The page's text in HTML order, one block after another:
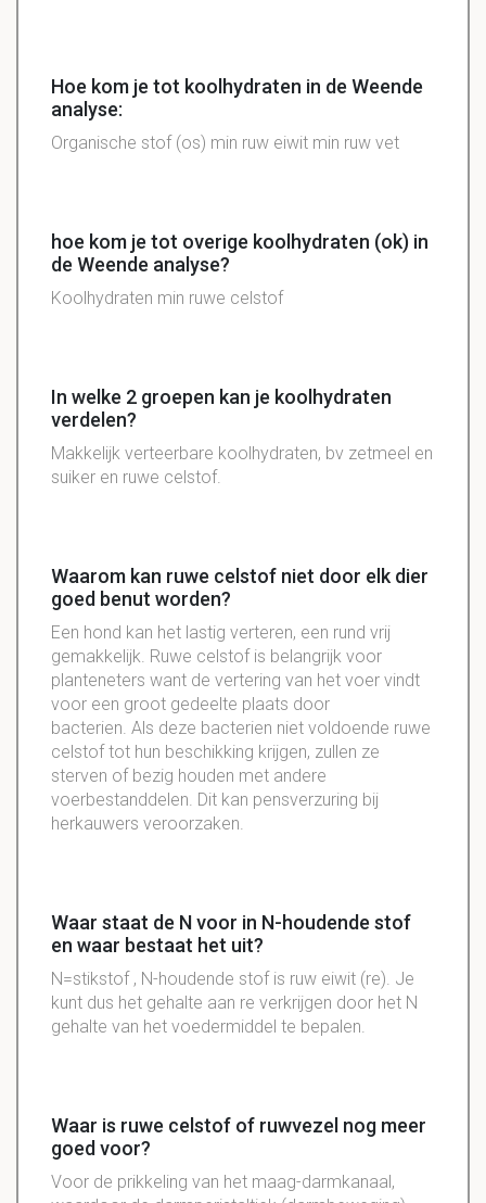
Hoe kom je tot koolhydraten in de Weende
analyse:
Organische stof (os) min ruw eiwit min ruw vet
hoe kom je tot overige koolhydraten (ok) in
de Weende analyse?
Koolhydraten min ruwe celstof
In welke 2 groepen kan je koolhydraten
verdelen?
Makkelijk verteerbare koolhydraten, bv zetmeel en
suiker en ruwe celstof.
Waarom kan ruwe celstof niet door elk dier
goed benut worden?
Een hond kan het lastig verteren, een rund vrij
gemakkelijk. Ruwe celstof is belangrijk voor
planteneters want de vertering van het voer vindt
voor een groot gedeelte plaats door
bacterien. Als deze bacterien niet voldoende ruwe
celstof tot hun beschikking krijgen, zullen ze
sterven of bezig houden met andere
voerbestanddelen. Dit kan pensverzuring bij
herkauwers veroorzaken.
Waar staat de N voor in N-houdende stof
en waar bestaat het uit?
N=stikstof , N-houdende stof is ruw eiwit (re). Je
kunt dus het gehalte aan re verkrijgen door het N
gehalte van het voedermiddel te bepalen.
Waar is ruwe celstof of ruwvezel nog meer
goed voor?
Voor de prikkeling van het maag-darmkanaal,